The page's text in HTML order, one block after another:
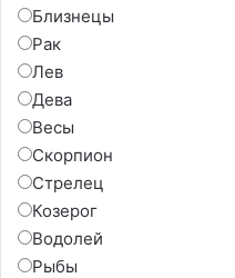
Близнецы
Рак
Лев
Дева
Весы
Скорпион
Стрелец
Козерог
Водолей
Рыбы